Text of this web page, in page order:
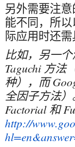
另外需要注
能不同，所以
际应用时还需
比如，另一
Taguchi 方法
种），而
全因子方法
Factorial 和
http://